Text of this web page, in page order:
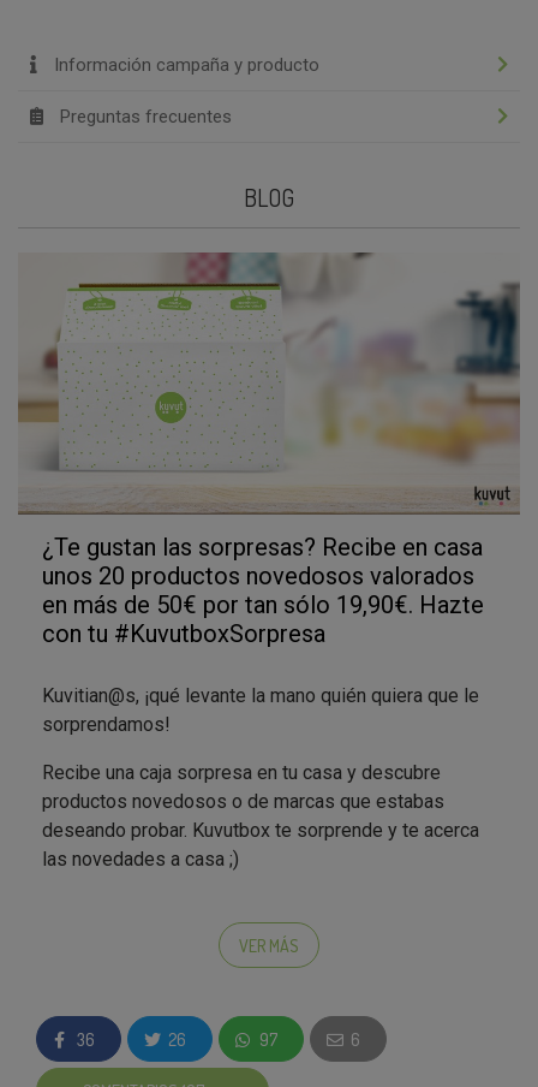
Información campaña y producto
Preguntas frecuentes
BLOG
¿Te gustan las sorpresas? Recibe en casa
unos 20 productos novedosos valorados
en más de 50€ por tan sólo 19,90€. Hazte
con tu #KuvutboxSorpresa
Kuvitian@s, ¡qué levante la mano quién quiera que le
sorprendamos!
Recibe una caja sorpresa en tu casa y descubre
productos novedosos o de marcas que estabas
deseando probar. Kuvutbox te sorprende y te acerca
las novedades a casa ;)
probar las últimas novedades en
productos de alimentación, belleza, hogar,
En estas campañas no hay sorteos ni selecciones,
solo debes decidir si quieres dejarte
VER MÁS
36 26 97 6